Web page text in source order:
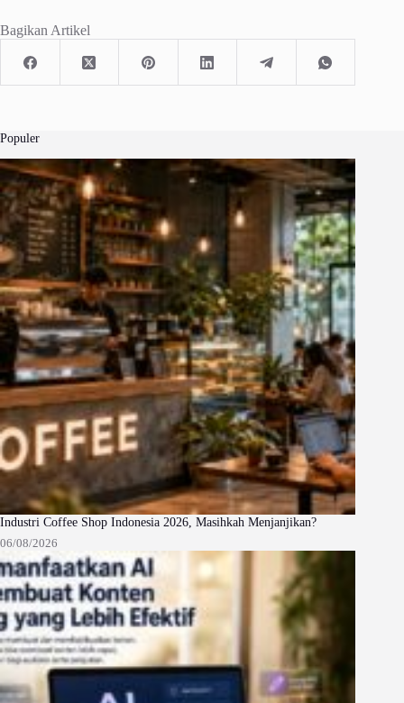
Bagikan Artikel
Populer
Industri Coffee Shop Indonesia 2026, Masihkah Menjanjikan?
06/08/2026